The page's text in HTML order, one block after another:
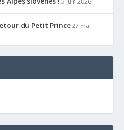
du Petit Prince 27 mai